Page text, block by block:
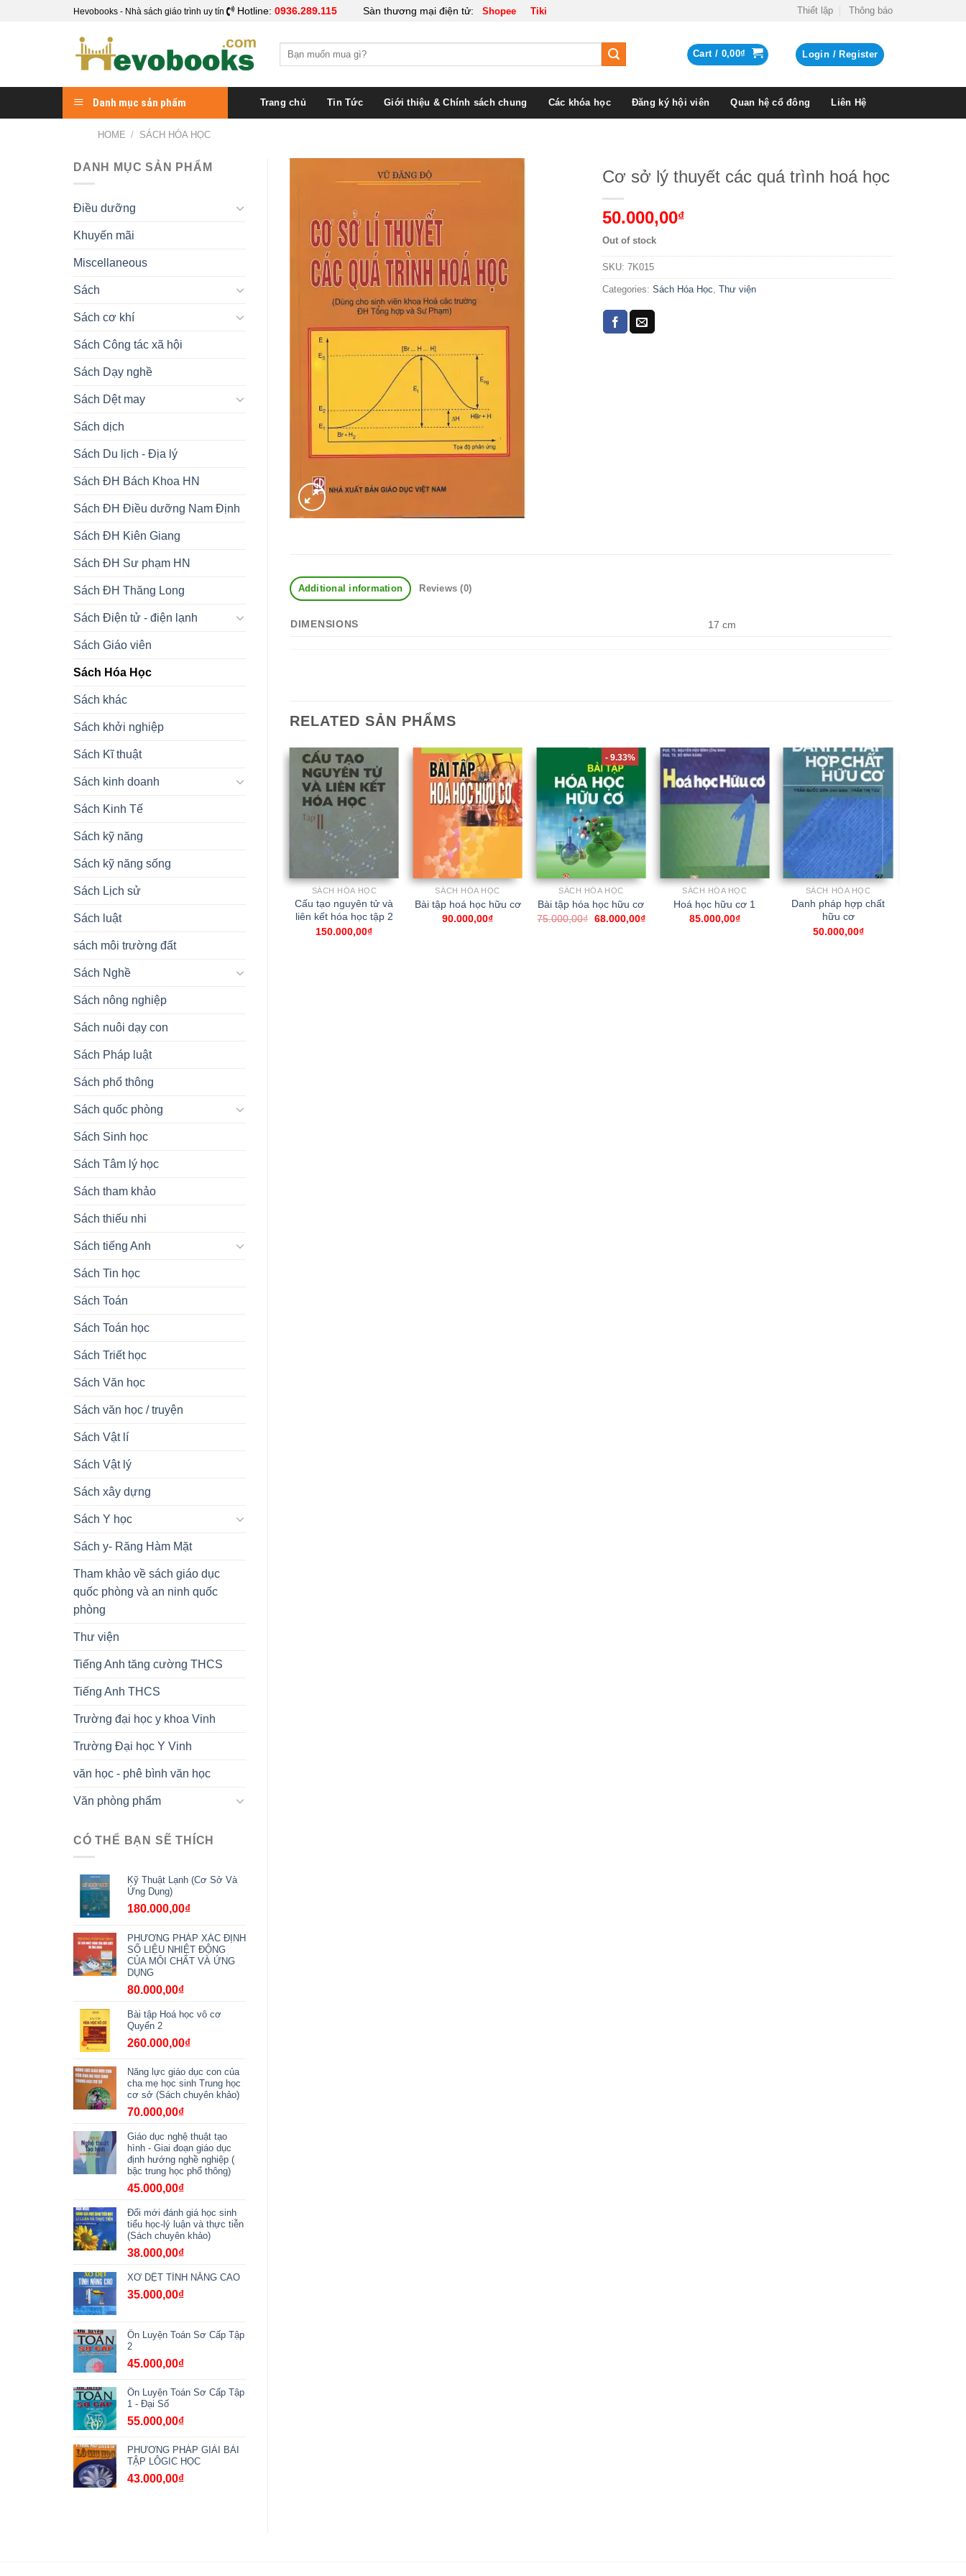
Hevobooks - Nhà sách giáo trình uy tín Hotline: 0936.289.115 Sàn thương mại điện tử: Shopee Tiki Thiết lập Thông báo
Search
Cart / 0,00₫ Login / Register
Danh mục sản phẩm Trang chủ Tin Tức Giới thiệu & Chính sách chung Các khóa học Đăng ký hội viên Quan hệ cổ đông Liên Hệ
HOME / SÁCH HÓA HỌC
DANH MỤC SẢN PHẨM
Điều dưỡng
Khuyến mãi
Miscellaneous
Sách
Sách cơ khí
Sách Công tác xã hội
Sách Dạy nghề
Sách Dệt may
Sách dịch
Sách Du lịch - Địa lý
Sách ĐH Bách Khoa HN
Sách ĐH Điều dưỡng Nam Định
Sách ĐH Kiên Giang
Sách ĐH Sư phạm HN
Sách ĐH Thăng Long
Sách Điện tử - điện lạnh
Sách Giáo viên
Sách Hóa Học
Sách khác
Sách khởi nghiệp
Sách Kĩ thuật
Sách kinh doanh
Sách Kinh Tế
Sách kỹ năng
Sách kỹ năng sống
Sách Lịch sử
Sách luật
sách môi trường đất
Sách Nghề
Sách nông nghiệp
Sách nuôi dạy con
Sách Pháp luật
Sách phổ thông
Sách quốc phòng
Sách Sinh học
Sách Tâm lý học
Sách tham khảo
Sách thiếu nhi
Sách tiếng Anh
Sách Tin học
Sách Toán
Sách Toán học
Sách Triết học
Sách Văn học
Sách văn học / truyện
Sách Vật lí
Sách Vật lý
Sách xây dựng
Sách Y học
Sách y- Răng Hàm Mặt
Tham khảo về sách giáo dục
quốc phòng và an ninh quốc
phòng
Thư viện
Tiếng Anh tăng cường THCS
Tiếng Anh THCS
Trường đại học y khoa Vinh
Trường Đại học Y Vinh
văn học - phê bình văn học
Văn phòng phẩm
CÓ THỂ BẠN SẼ THÍCH
Kỹ Thuật Lạnh (Cơ Sở Và
Ứng Dụng)
180.000,00₫
PHƯƠNG PHÁP XÁC ĐỊNH
SỐ LIỆU NHIỆT ĐỘNG
CỦA MÔI CHẤT VÀ ỨNG
DỤNG
80.000,00₫
Bài tập Hoá học vô cơ
Quyển 2
260.000,00₫
Năng lực giáo dục con của
cha mẹ học sinh Trung học
cơ sở (Sách chuyên khảo)
70.000,00₫
Giáo dục nghệ thuật tạo
hình - Giai đoạn giáo dục
định hướng nghề nghiệp (
bậc trung học phổ thông)
45.000,00₫
Đổi mới đánh giá học sinh
tiểu học-lý luận và thực tiễn
(Sách chuyên khảo)
38.000,00₫
XƠ DỆT TÍNH NĂNG CAO
35.000,00₫
Ôn Luyện Toán Sơ Cấp Tập
2
45.000,00₫
Ôn Luyện Toán Sơ Cấp Tập
1 - Đại Số
55.000,00₫
PHƯƠNG PHÁP GIẢI BÀI
TẬP LÔGIC HỌC
43.000,00₫
Cơ sở lý thuyết các quá trình hoá học
50.000,00₫
Out of stock
SKU: 7K015
Categories: Sách Hóa Học Thư viện
Additional information Reviews (0)
DIMENSIONS 17 cm
RELATED SẢN PHẨMS
SÁCH HÓA HỌC
Cấu tạo nguyên tử và
liên kết hóa học tập 2
150.000,00₫
SÁCH HÓA HỌC
Bài tập hoá học hữu cơ
90.000,00₫
- 9.33%
SÁCH HÓA HỌC
Bài tập hóa học hữu cơ
75.000,00₫ 68.000,00₫
SÁCH HÓA HỌC
Hoá học hữu cơ 1
85.000,00₫
SÁCH HÓA HỌC
Danh pháp hợp chất
hữu cơ
50.000,00₫
SÁCH HÓA HỌC
Phần 1